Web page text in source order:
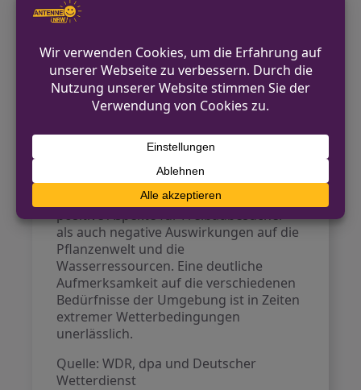
Am Donnerstag wird mit Temperaturen
von bis zu 34 Grad gerechnet, während
das Wetter die nächsten Tage von
Sonne und vereinzelten Schauern
geprägt sein wird. Am Wochenende
können die Temperaturen auf 25 bis 29
Grad fallen, was eine leichte
Die aktuelle Hitzewelle hat sowohl
positive Aspekte für Freibadbesucher
als auch negative Auswirkungen auf die
Pflanzenwelt und die
Wasserressourcen. Eine deutliche
Aufmerksamkeit auf die verschiedenen
Bedürfnisse der Umgebung ist in Zeiten
extremer Wetterbedingungen
unerlässlich.
Quelle: WDR, dpa und Deutscher
Wetterdienst